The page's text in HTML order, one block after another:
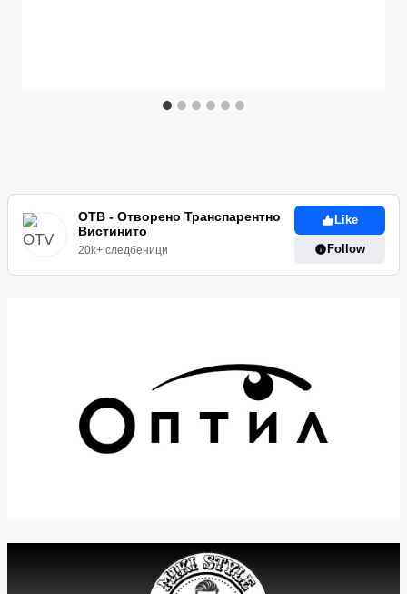
ОТВ - Отворено Транспарентно
Вистинито
20k+ следбеници
Like
Follow